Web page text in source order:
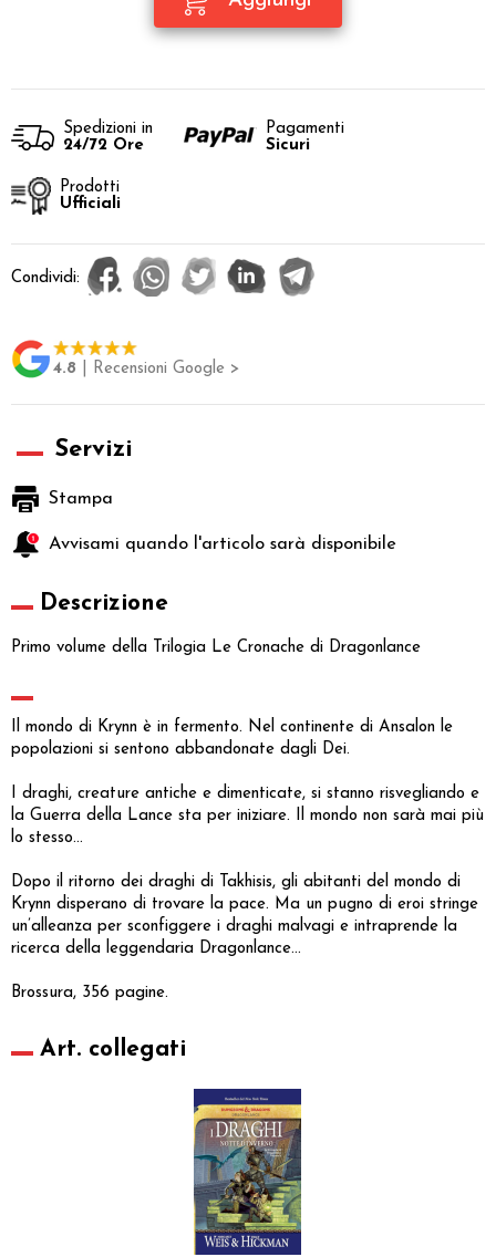
Spedizioni in
24/72 Ore
Pagamenti
Sicuri
Prodotti
Ufficiali
Condividi:
4.8 | Recensioni Google >
Servizi
Stampa
Avvisami quando l'articolo sarà disponibile
Descrizione
Primo volume della Trilogia Le Cronache di Dragonlance
Il mondo di Krynn è in fermento. Nel continente di Ansalon le
popolazioni si sentono abbandonate dagli Dei.
I draghi, creature antiche e dimenticate, si stanno risvegliando e
la Guerra della Lance sta per iniziare. Il mondo non sarà mai più
lo stesso...
Dopo il ritorno dei draghi di Takhisis, gli abitanti del mondo di
Krynn disperano di trovare la pace. Ma un pugno di eroi stringe
un’alleanza per sconfiggere i draghi malvagi e intraprende la
ricerca della leggendaria Dragonlance...
Brossura, 356 pagine.
Art. collegati